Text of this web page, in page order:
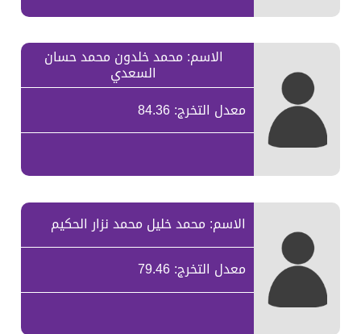
الاسم: محمد خلدون محمد حسان
السعدي
معدل التخرج: 84.36
الاسم: محمد خليل محمد نزار الحكيم
معدل التخرج: 79.46